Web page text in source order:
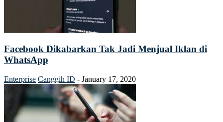
Facebook Dikabarkan Tak Jadi Menjual Iklan di
WhatsApp
Enterprise Canggih ID - January 17, 2020